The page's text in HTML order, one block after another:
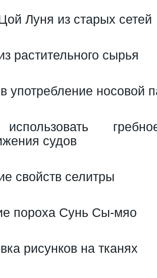
Луня из старых сетей
растительного сырья
употребление носовой
судов
свойств селитры
пороха Сунь Сы-мяо
рисунков на тканях